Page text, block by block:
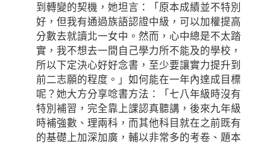
到轉變的契機，她坦言：「原本成績並不特別
好，但我有通過族語認證中級，可以加權提高
分數去就讀北一女中。然而，心中總是不太踏
實，我不想去一間自己學力所不能及的學校，
所以下定決心好好念書，至少要讓實力提升到
前二志願的程度。」如何能在一年內達成目標
呢？她大方分享唸書方法：「七八年級時沒有
特別補習，完全靠上課認真聽講，後來九年級
時補強數、理兩科，而其他科目就在之前既有
的基礎上加深加廣，輔以非常多的考卷、題本